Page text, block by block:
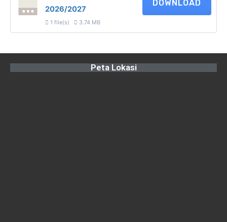
2026/2027
1 file(s) 3.74 MB
DOWNLOAD
Peta Lokasi